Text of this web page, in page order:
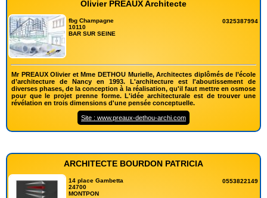
Olivier PRÉAUX Architecte
fbg Champagne
10110
BAR SUR SEINE
0325387994
Mr PREAUX Olivier et Mme DETHOU Murielle, Architectes diplômés de l’école
d’architecture de Nancy en 1993. L'architecture est l'aboutissement de
diverses phases, de la conception à la réalisation, qu'il faut mettre en osmose
pour que le projet prenne forme. L'idée architecturale est de trouver une
révélation en trois dimensions d'une pensée conceptuelle.
Site : www.preaux-dethou-archi.com
ARCHITECTE BOURDON PATRICIA
14 place Gambetta
24700
MONTPON
0553822149